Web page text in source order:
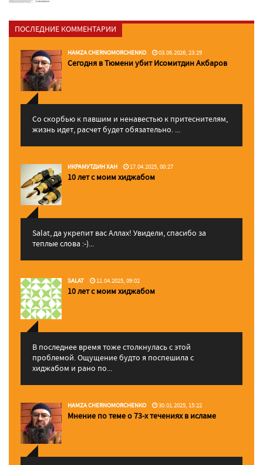
ПОСЛЕДНИЕ КОММЕНТАРИИ
HAMZA CHERNOMORCHENKO 03.06.2026, 23:29
Сегодня в Тюмени убит Исомитдин Акбаров
Со скорбью к павшим и ненавестью к притеснителям,
жизнь идет, расчет будет обязательно. ...
ИКРАМУТДИН ХАН 17.04.2025, 00:27
10 лет с моим хиджабом
Salat, да укрепит вас Аллаx! Увидели, спасибо за
теплые слова :-)...
SALAT 11.04.2025, 09:02
10 лет с моим хиджабом
В последнее время тоже столкнулась с этой
проблемой. Ощущение будто я поспешила с
хиджабом и рано по...
HAMZA CHERNOMORCHENKO 30.01.2025, 15:22
Мнение по теме о 73-х течениях в исламе